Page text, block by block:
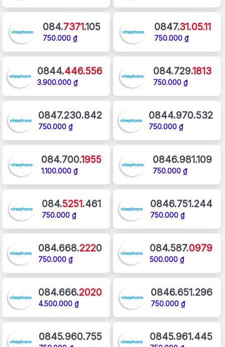
084.7371.105
750.000 ₫
0847.31.05.11
750.000 ₫
0844.446.556
3.900.000 ₫
084.729.1813
750.000 ₫
0847.230.842
750.000 ₫
0844.970.532
750.000 ₫
084.700.1955
1.100.000 ₫
0846.981.109
750.000 ₫
084.5251.461
750.000 ₫
0846.751.244
750.000 ₫
084.668.2220
750.000 ₫
084.587.0979
500.000 ₫
084.666.2020
4.500.000 ₫
0846.651.296
750.000 ₫
0845.960.755 0845.961.445